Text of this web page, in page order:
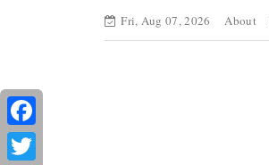
Fri, Aug 07, 2026 About
Facebook